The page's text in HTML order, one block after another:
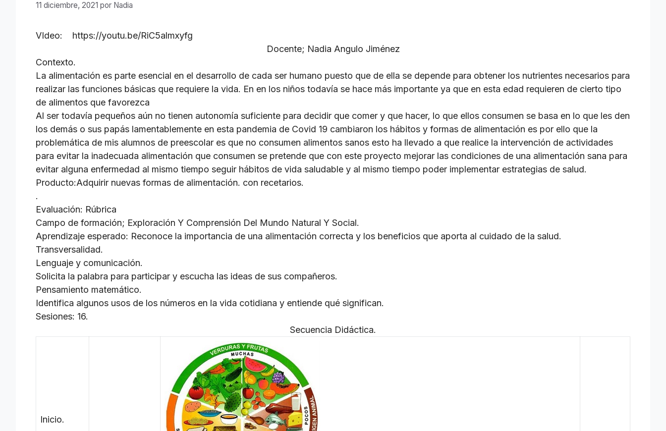
11 diciembre, 2021 por Nadia
VIdeo: https://youtu.be/RiC5almxyfg
Docente; Nadia Angulo Jiménez
Contexto.
La alimentación es parte esencial en el desarrollo de cada ser humano puesto que de ella se depende para obtener los nutrientes necesarios para
realizar las funciones básicas que requiere la vida. En en los niños todavía se hace más importante ya que en esta edad requieren de cierto tipo
de alimentos que favorezca
Al ser todavía pequeños aún no tienen autonomía suficiente para decidir que comer y que hacer, lo que ellos consumen se basa en lo que les den
los demás o sus papás lamentablemente en esta pandemia de Covid 19 cambiaron los hábitos y formas de alimentación es por ello que la
problemática de mis alumnos de preescolar es que no consumen alimentos sanos esto ha llevado a que realice la intervención de actividades
para evitar la inadecuada alimentación que consumen se pretende que con este proyecto mejorar las condiciones de una alimentación sana para
evitar alguna enfermedad al mismo tiempo seguir hábitos de vida saludable y al mismo tiempo poder implementar estrategias de salud.
Producto:Adquirir nuevas formas de alimentación. con recetarios.
.
Evaluación: Rúbrica
Campo de formación; Exploración Y Comprensión Del Mundo Natural Y Social.
Aprendizaje esperado: Reconoce la importancia de una alimentación correcta y los beneficios que aporta al cuidado de la salud.
Transversalidad.
Lenguaje y comunicación.
Solicita la palabra para participar y escucha las ideas de sus compañeros.
Pensamiento matemático.
Identifica algunos usos de los números en la vida cotidiana y entiende qué significan.
Sesiones: 16.
Secuencia Didáctica.
Inicio.